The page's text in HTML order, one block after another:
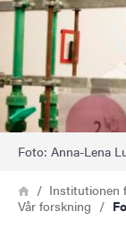
Om
Foto: Anna-Lena
Länkstig
HemInstitutionen
Vår forskning